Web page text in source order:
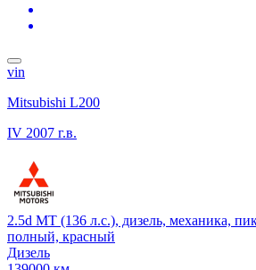
vin
Mitsubishi L200
IV 2007 г.в.
2.5d MT (136 л.с.), дизель, механика,
полный, красный
Дизель